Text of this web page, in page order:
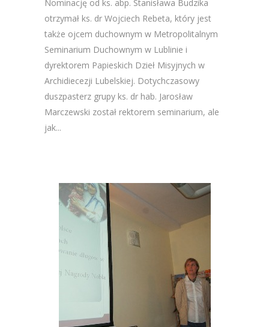
Nominację od ks. abp. Stanisława Budzika
otrzymał ks. dr Wojciech Rebeta, który jest
także ojcem duchownym w Metropolitalnym
Seminarium Duchownym w Lublinie i
dyrektorem Papieskich Dzieł Misyjnych w
Archidiecezji Lubelskiej. Dotychczasowy
duszpasterz grupy ks. dr hab. Jarosław
Marczewski został rektorem seminarium, ale
jak...